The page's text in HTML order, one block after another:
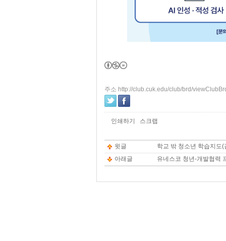
주소 http://club.cuk.edu/club/brd/
인쇄하기 스크랩
윗글
학교 밖 청소년 학습지도
아래글
유네스코 청년-개발협력